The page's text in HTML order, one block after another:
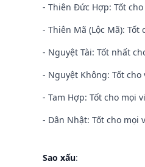
- Thiên Đức Hợp: Tốt
- Thiên Mã (Lộc Mã):
- Nguyệt Tài: Tốt nhất
- Nguyệt Không: Tốt
- Tam Hợp: Tốt cho mọi
- Dân Nhật: Tốt cho mọi
Sao xấu: